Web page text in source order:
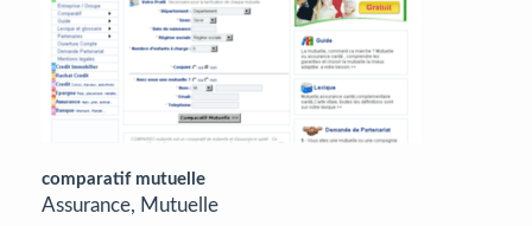
comparatif mutuelle
Assurance, Mutuelle